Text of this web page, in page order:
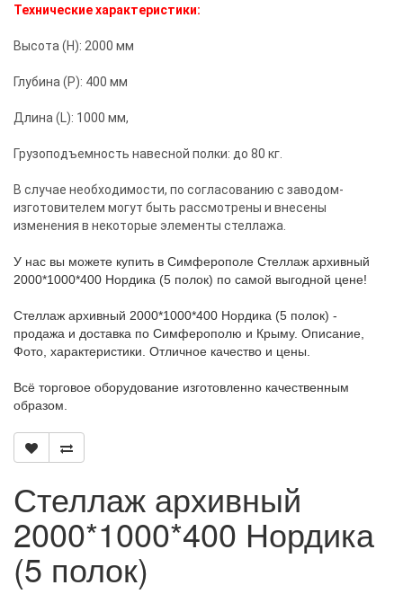
Технические характеристики:
Высота (Н): 2000 мм
Глубина (Р): 400 мм
Длина (L): 1000 мм,
Грузоподъемность навесной полки: до 80 кг.
В случае необходимости, по согласованию с заводом-
изготовителем могут быть рассмотрены и внесены
изменения в некоторые элементы стеллажа.
У нас вы можете купить в Симферополе Стеллаж архивный
2000*1000*400 Нордика (5 полок) по самой выгодной цене!
Стеллаж архивный 2000*1000*400 Нордика (5 полок) -
продажа и доставка по Симферополю и Крыму. Описание,
Фото, характеристики. Отличное качество и цены.
Всё торговое оборудование изготовленно качественным
образом.
Стеллаж архивный
2000*1000*400 Нордика
(5 полок)